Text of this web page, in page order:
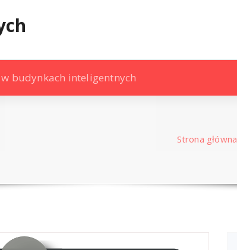
budynkach inteligentnych
Strona główna